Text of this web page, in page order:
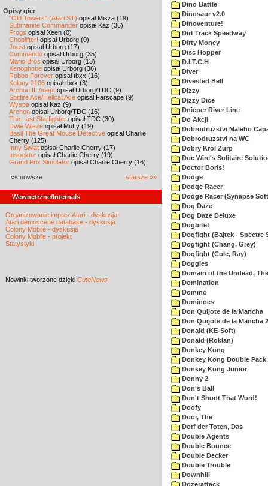
Opisy gier
"Old Towers" (Atari ST) opisał Misza (19)
Submarine Commander opisał Kaz (36)
Frogs opisał Xeen (0)
Choplifter! opisał Urborg (0)
Joust opisał Urborg (17)
Commando opisał Urborg (35)
Mario Bros opisał Urborg (13)
Xenophobe opisał Urborg (36)
Robbo Forever opisał tbxx (16)
Kolony 2106 opisał tbxx (3)
Archon II: Adept opisał Urborg/TDC (9)
Spitfire Ace/Hellcat Ace opisał Farscape (9)
Wyspa opisał Kaz (9)
Archon opisał Urborg/TDC (16)
The Last Starfighter opisał TDC (30)
Dwie Wieże opisał Muffy (19)
Basil The Great Mouse Detective opisał Charlie
Cherry (125)
Inny Świat opisał Charlie Cherry (17)
Inspektor opisał Charlie Cherry (19)
Grand Prix Simulator opisał Charlie Cherry (16)
«« nowsze starsze »»
Wewnętrzne/Internals
Organizowanie imprez Atari - dyskusja
Atari demoscene database - dyskusja
Colony Mobile - dyskusja
Colony Mobile - projekt
Statystyki
Nowinki tworzone dzięki CuteNews
Dino Battle
Dinosaur v2.0
Dinoventure!
Dirt Track Speedway
Dirty Money
Disc Hopper
D.I.T.C.H
Diver
Divested Bell
Dizzy
Dizzy Dice
Dnieper River Line
Do Akcji
Dobrodruzstvi Maleho
Dobrodruzstvi na WC
Dobry Krol Zurp
Doc Wire's Solitaire
Doctor Boris!
Dodge
Dodge Racer
Dodge Racer (Synapse
Dog Daze
Dog Daze Deluxe
Dogbite!
Dogfight (Bajtek - Spectre
Dogfight (Chang, Grey)
Dogfight (Cole, Ray)
Doggies
Domain of the Undead, The
Domination
Domino
Dominoes
Don Quijote de la Mancha
Don Quijote de la Mancha 2
Donald (KE-Soft)
Donald (Roklan)
Donkey Kong
Donkey Kong Double Pack
Donkey Kong Junior
Donny 2
Don's Ball
Don't Shoot That Word!
Doofy
Door, The
Dorf der Toten, Das
Double Agents
Double Bounce
Double Decker
Double Trouble
Downhill
Dozerattack